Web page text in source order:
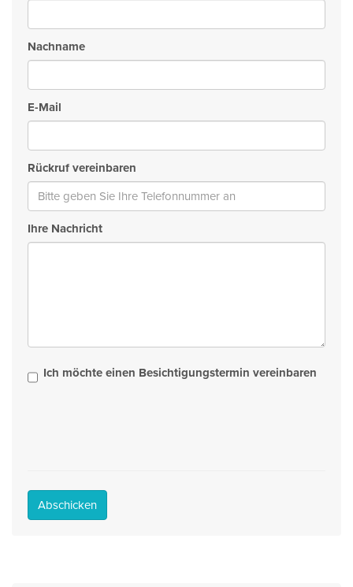
Nachname
E-Mail
Rückruf vereinbaren
Ihre Nachricht
Ich möchte einen Besichtigungstermin vereinbaren
Abschicken